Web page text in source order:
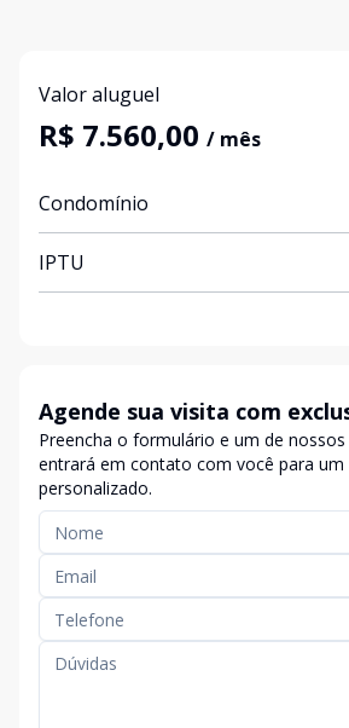
Valor aluguel
R$ 7.560,00 / mês
Condomínio
IPTU
Agende sua visita com
Preencha o formulário e um de
entrará em contato com você para
personalizado.